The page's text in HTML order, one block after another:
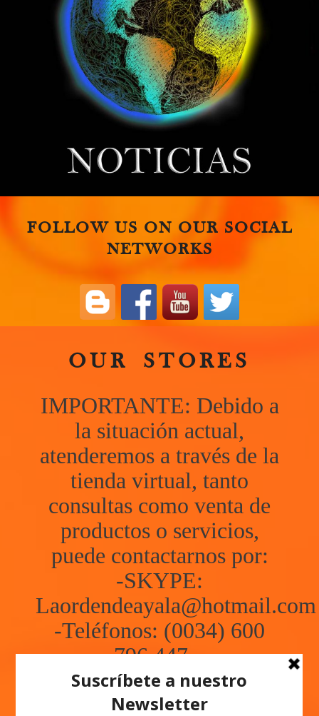
FOLLOW US ON OUR SOCIAL
NETWORKS
OUR STORES
IMPORTANTE: Debido a
la situación actual,
atenderemos a través de la
tienda virtual, tanto
consultas como venta de
productos o servicios,
puede contactarnos por:
-SKYPE:
Laordendeayala@hotmail.com
-Teléfonos: (0034) 600
796 447 –
(0034) 625 496 917
-Whatsapp: (0034) 600